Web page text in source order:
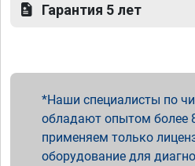
Гарантия 5 лет
Наши специалисты по
обладают опытом более
применяем только
оборудование для